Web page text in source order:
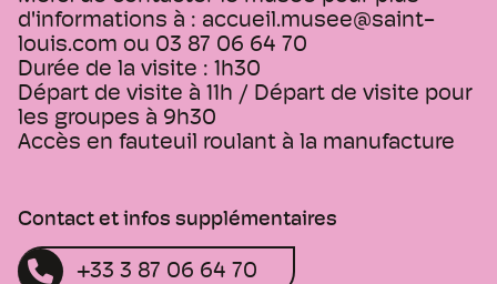
d'informations à : accueil.musee@saint-
louis.com ou 03 87 06 64 70
Durée de la visite : 1h30
Départ de visite à 11h / Départ de visite pour
les groupes à 9h30
Accès en fauteuil roulant à la manufacture
Contact et infos supplémentaires
+33 3 87 06 64 70